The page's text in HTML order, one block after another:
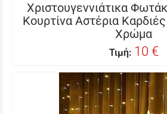
Χριστουγεννιάτικα
Κουρτίνα Αστέρια
Χρώμα
Τιμή: 10 €